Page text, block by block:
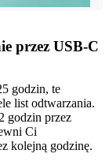
przez USB-C
godzin, te
list odtwarzania.
godzin przez
Ci
kolejną godzinę.